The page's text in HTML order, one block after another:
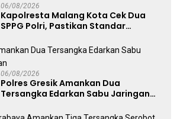
06/08/2026
Kapolresta Malang Kota Cek Dua
SPPG Polri, Pastikan Standar
Limbah Berjalan Optimal
06/08/2026
Polres Gresik Amankan Dua
Tersangka Edarkan Sabu Jaringan